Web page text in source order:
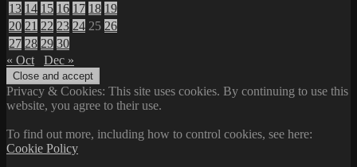
13 14 15 16 17 18 19
20 21 22 23 24 25 26
27 28 29 30
« Oct
Dec »
Privacy & Cookies: This site uses cookies. By continuing to use this
website, you agree to their use.
To find out more, including how to control cookies, see here:
Cookie Policy